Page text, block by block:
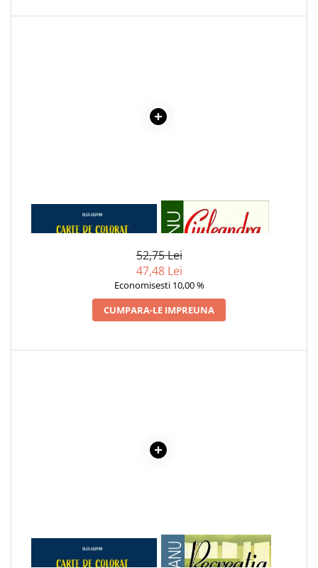
1 x CARTE DE COLORAT
BAIETELUL SI SORICEII
1 x CIULEANDRA
52,75 Lei
47,48 Lei
Economisesti 10,00 %
CUMPARA-LE IMPREUNA
1 x CARTE DE COLORAT
BAIETELUL SI SORICEII
1 x RECREATIA MARE